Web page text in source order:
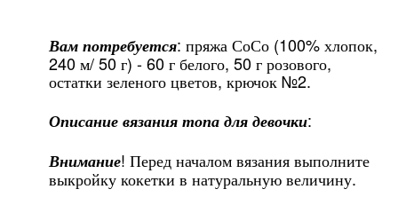
Вам потребуется: пряжа СоСо (100% хлопок,
240 м/ 50 г) - 60 г белого, 50 г розового,
остатки зеленого цветов, крючок №2.
Описание вязания топа для девочки:
Внимание! Перед началом вязания выполните
выкройку кокетки в натуральную величину.